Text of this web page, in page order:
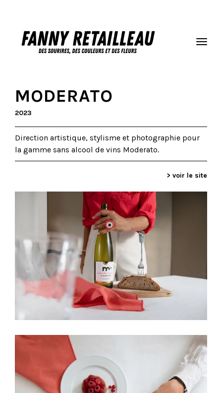
MODERATO
2023
Direction artistique, stylisme et photographie pour
la gamme sans alcool de vins Moderato.
> voir le site